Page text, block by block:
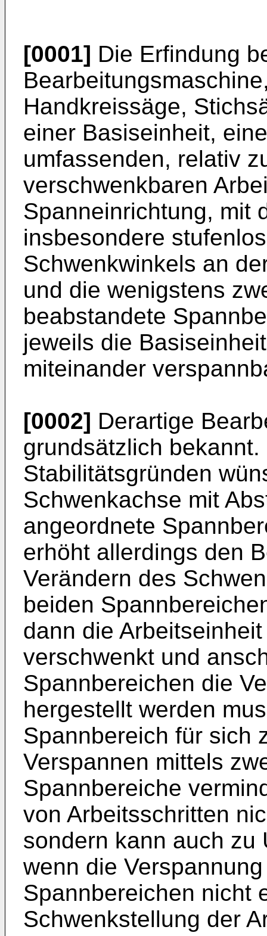
[0001] Die Erfindung
Handkreissäge,
einer Basiseinheit,
umfassenden, relativ
verschwenkbaren
Spanneinrichtung, mit
insbesondere
Schwenkwinkels an
und die wenigstens
beabstandete
jeweils die
miteinander
[0002] Derartige
grundsätzlich
Stabilitätsgründen
Schwenkachse mit
angeordnete
erhöht allerdings den
Verändern des
beiden
dann die
verschwenkt und
Spannbereichen die
hergestellt werden
Spannbereich für sich
Verspannen mittels
Spannbereiche
von Arbeitsschritten
sondern kann auch zu
wenn die
Spannbereichen nicht
Schwenkstellung der